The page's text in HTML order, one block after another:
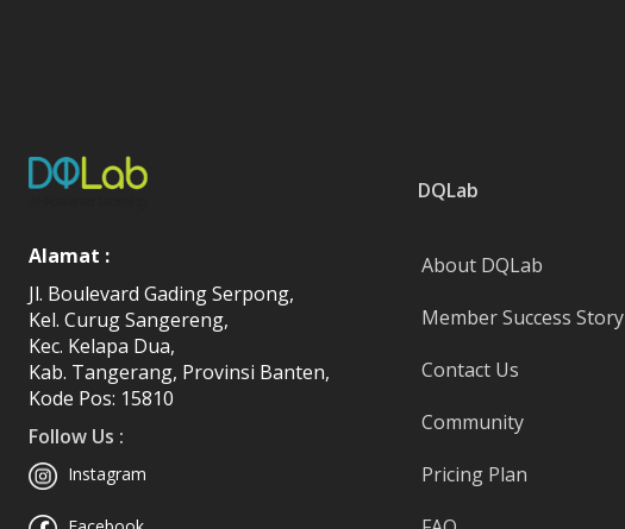
Alamat :
Jl. Boulevard Gading Serpong,
Kel. Curug Sangereng,
Kec. Kelapa Dua,
Kab. Tangerang, Provinsi Banten,
Kode Pos: 15810
Follow Us :
Instagram
DQLab
About DQLab
Member Success Story
Contact Us
Community
Pricing Plan